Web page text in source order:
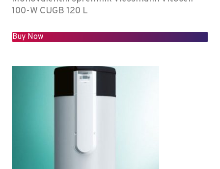
100-W CUGB 120 L
Buy Now